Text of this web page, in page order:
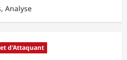
Analyse
d'Attaquant